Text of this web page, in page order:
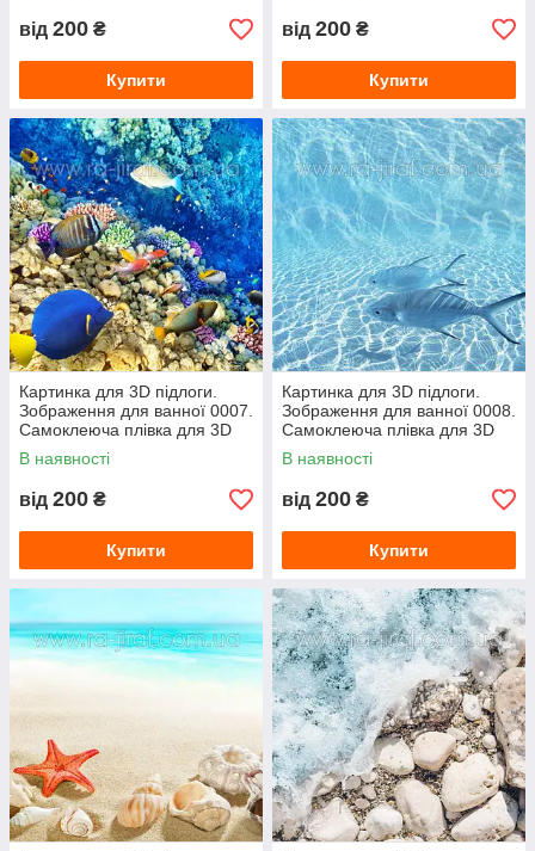
від 200 ₴
Купити
від 200 ₴
Купити
Картинка для 3D підлоги.
Зображення для ванної 0007.
Самоклеюча плівка для 3D
наливної підлоги з фото
В наявності
від 200 ₴
Купити
Картинка для 3D підлоги.
Зображення для ванної 0008.
Самоклеюча плівка для 3D
наливної підлоги з фото
В наявності
від 200 ₴
Купити